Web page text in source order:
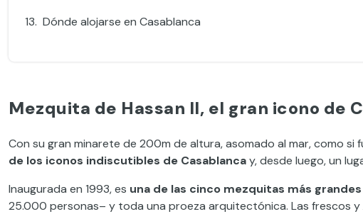
Dónde alojarse en Casablanca
Mezquita de Hassan II, el gran icono de
Con su gran minarete de 200m de altura, asomado al mar, como si
de los iconos indiscutibles de Casablancay, desde luego, un
Inaugurada en 1993, es una de las cinco mezquitas más
25.000 personas– y toda una proeza arquitectónica. Las frescos y